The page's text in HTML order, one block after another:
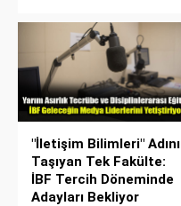
"İletişim Bilimleri" Adını
Taşıyan Tek Fakülte:
İBF Tercih Döneminde
Adayları Bekliyor